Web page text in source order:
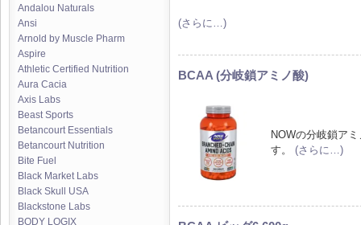
Andalou Naturals
Ansi
Arnold by Muscle Pharm
Aspire
Athletic Certified Nutrition
Aura Cacia
Axis Labs
Beast Sports
Betancourt Essentials
Betancourt Nutrition
Bite Fuel
Black Market Labs
Black Skull USA
Blackstone Labs
BODY LOGIX
(さらに…)
BCAA (分岐鎖アミノ酸)
NOWの分岐鎖ア
す。 (さらに…)